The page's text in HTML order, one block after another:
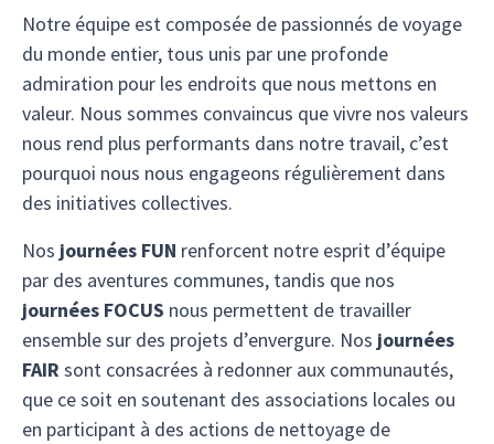
Notre équipe est composée de passionnés de voyage
du monde entier, tous unis par une profonde
admiration pour les endroits que nous mettons en
valeur. Nous sommes convaincus que vivre nos valeurs
nous rend plus performants dans notre travail, c’est
pourquoi nous nous engageons régulièrement dans
des initiatives collectives.
Nos journées FUN renforcent notre esprit d’équipe
par des aventures communes, tandis que nos
journées FOCUS nous permettent de travailler
ensemble sur des projets d’envergure. Nos journées
FAIR sont consacrées à redonner aux communautés,
que ce soit en soutenant des associations locales ou
en participant à des actions de nettoyage de